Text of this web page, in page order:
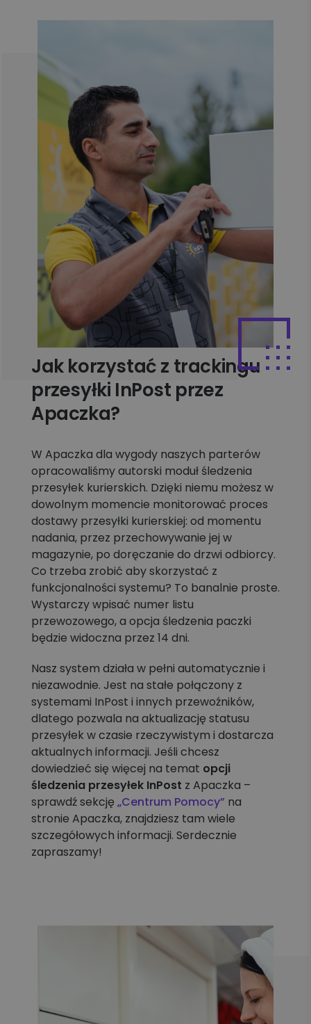
Jak korzystać z trackingu
przesyłki InPost przez
Apaczka?
W Apaczka dla wygody naszych parterów
opracowaliśmy autorski moduł śledzenia
przesyłek kurierskich. Dzięki niemu możesz w
dowolnym momencie monitorować proces
dostawy przesyłki kurierskiej: od momentu
nadania, przez przechowywanie jej w
magazynie, po doręczanie do drzwi odbiorcy.
Co trzeba zrobić aby skorzystać z
funkcjonalności systemu? To banalnie proste.
Wystarczy wpisać numer listu
przewozowego, a opcja śledzenia paczki
będzie widoczna przez 14 dni.
Nasz system działa w pełni automatycznie i
niezawodnie. Jest na stałe połączony z
systemami InPost i innych przewoźników,
dlatego pozwala na aktualizację statusu
przesyłek w czasie rzeczywistym i dostarcza
aktualnych informacji. Jeśli chcesz
dowiedzieć się więcej na temat opcji
śledzenia przesyłek InPost z Apaczka –
sprawdź sekcję„Centrum Pomocy” na
stronie Apaczka, znajdziesz tam wiele
szczegółowych informacji. Serdecznie
zapraszamy!